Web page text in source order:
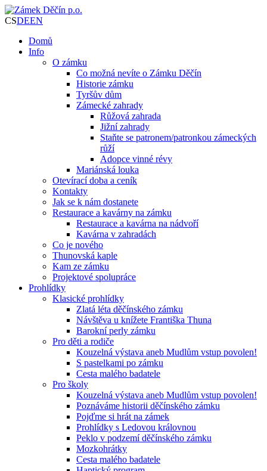
CSDEEN
Domů
Info
O zámku
Co možná nevíte o Zámku Děčín
Historie zámku
Tyršův dům
Zámecké zahrady
Růžová zahrada
Jižní zahrady
Staňte se patronem/patronkou zámeckých
růží
Adopce vinné révy
Mariánská louka
Otevírací doba a ceník
Kontakty
Jak se k nám dostanete
Restaurace a kavárny na zámku
Restaurace a kavárna na nádvoří
Kavárna v zahradách
Co je nového
Thunovská kaple
Kam ze zámku
Projektové spolupráce
Prohlídky
Klasické prohlídky
Zlatá léta děčínského zámku
Návštěva u knížete Františka Thuna
Barokní perly zámku
Pro děti a rodiče
Kouzelná výstava aneb Mudlům vstup povolen!
S pastelkami po zámku
Cesta malého badatele
Pro školy
Kouzelná výstava aneb Mudlům vstup povolen!
Poznáváme historii děčínského zámku
Pojďme si hrát na zámek
Prohlídky s Ledovou královnou
Peklo v podzemí děčínského zámku
Mozkohrátky
Cesta malého badatele